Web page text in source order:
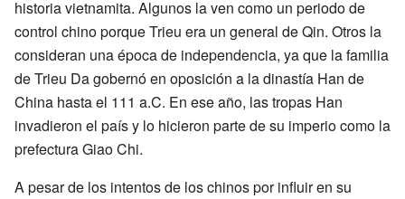
historia vietnamita. Algunos la ven como un periodo de
control chino porque Trieu era un general de Qin. Otros la
consideran una época de independencia, ya que la familia
de Trieu Da gobernó en oposición a la dinastía Han de
China hasta el 111 a.C. En ese año, las tropas Han
invadieron el país y lo hicieron parte de su imperio como la
prefectura Giao Chi.
A pesar de los intentos de los chinos por influir en su